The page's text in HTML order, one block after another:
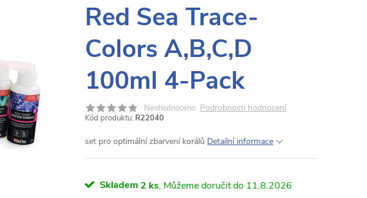
Red Sea Trace-
Colors A,B,C,D
100ml 4-Pack
Neohodnoceno Podrobnosti hodnocení
Kód produktu: R22040
set pro optimální zbarvení korálů Detailní informace
Skladem 2 ks 11.8.2026